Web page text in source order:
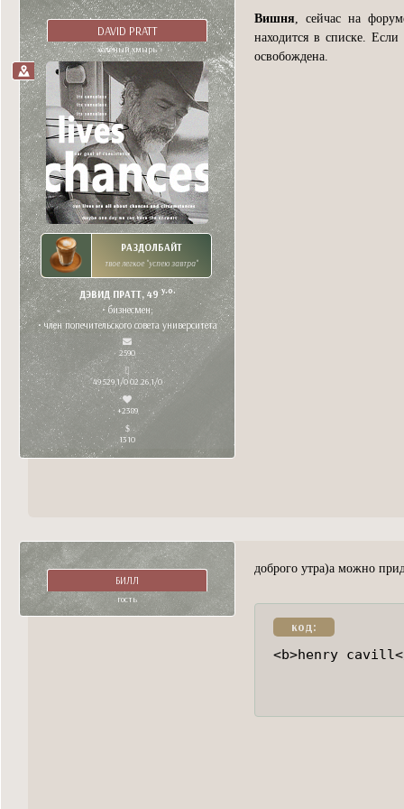
DAVID PRATT
холёный хмырь
РАЗДОЛБАЙТ
твое легкое "успею завтра"
ДЭВИД ПРАТТ, 49y.o.
• бизнесмен;
• член попечительского совета университета
2590
49 529,1/0 02.26,1/0
+2389
1310
Вишня , сейчас на
находится в списке. Если
освобождена.
БИЛЛ
гость
доброго утра)а можно
код:
<b>henry